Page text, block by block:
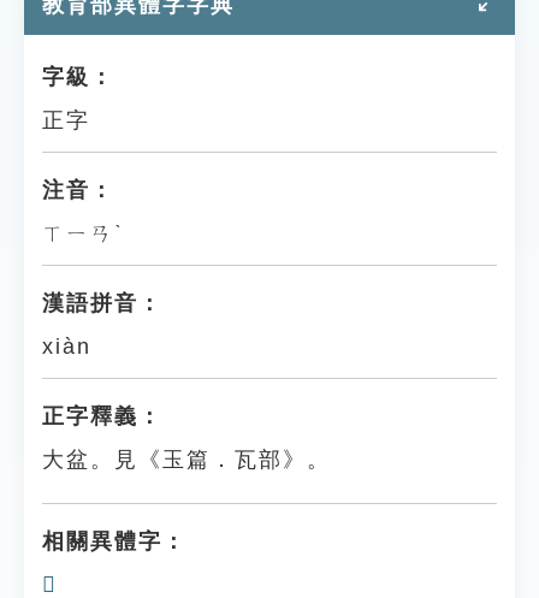
貓頭鷹博士
教育部異體字字典
字級：
正字
注音：
ㄒㄧㄢˋ
漢語拼音：
xiàn
正字釋義：
大盆。見《玉篇．瓦部》。
相關異體字：
𦉞